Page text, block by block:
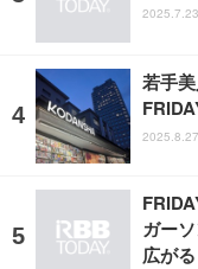
若手
ガー
広がる